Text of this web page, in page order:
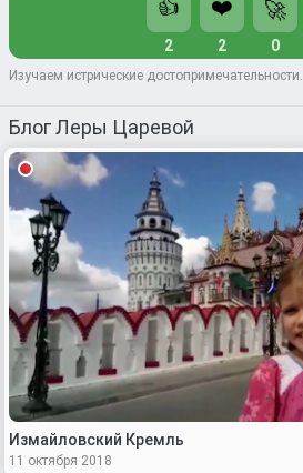
👍
2
❤️
2
🚀
0
Изучаем истрические достопримечательности.
Блог Леры Царевой
Измайловский Кремль
11 октября 2018